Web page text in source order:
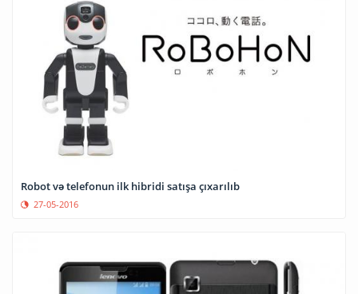
Robot və telefonun ilk hibridi satışa çıxarılıb
27-05-2016